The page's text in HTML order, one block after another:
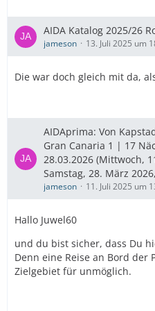
AIDA Katalog 2025/26
jameson 13. Juli 2025 um
Die war doch gleich mit da,
AIDAprima: Von
Gran Canaria 1 | 17
28.03.2026 (Mittwoch,
Samstag, 28. März
jameson 11. Juli 2025 um
Hallo Juwel60
und du bist sicher, dass Du
Denn eine Reise an Bord der
Zielgebiet für unmöglich.